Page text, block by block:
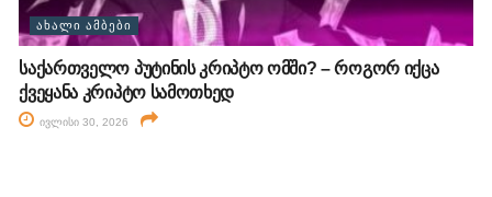
ᲐᲮᲐᲚᲘ ᲐᲛᲑᲔᲑᲘ
საქართველო პუტინის კრიპტო ომში? – როგორ იქცა
ქვეყანა კრიპტო სამოთხედ
ივლისი 30, 2026